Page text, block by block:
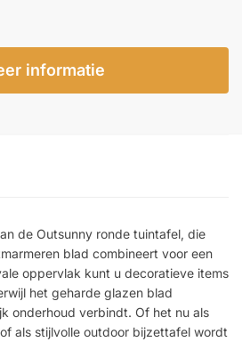
informatie
de Outsunny ronde tuintafel, die
blad combineert voor een
oppervlak kunt u decoratieve items
het geharde glazen blad
onderhoud verbindt. Of het nu als
als stijlvolle outdoor bijzettafel wordt